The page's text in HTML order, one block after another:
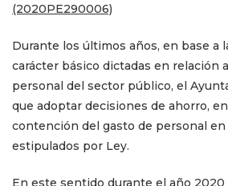
(2020PE290006)
Durante los últimos años, en base a
carácter básico dictadas en relación
personal del sector público, el
que adoptar decisiones de ahorro,
contención del gasto de personal en
estipulados por Ley.
En este sentido durante el año 2020